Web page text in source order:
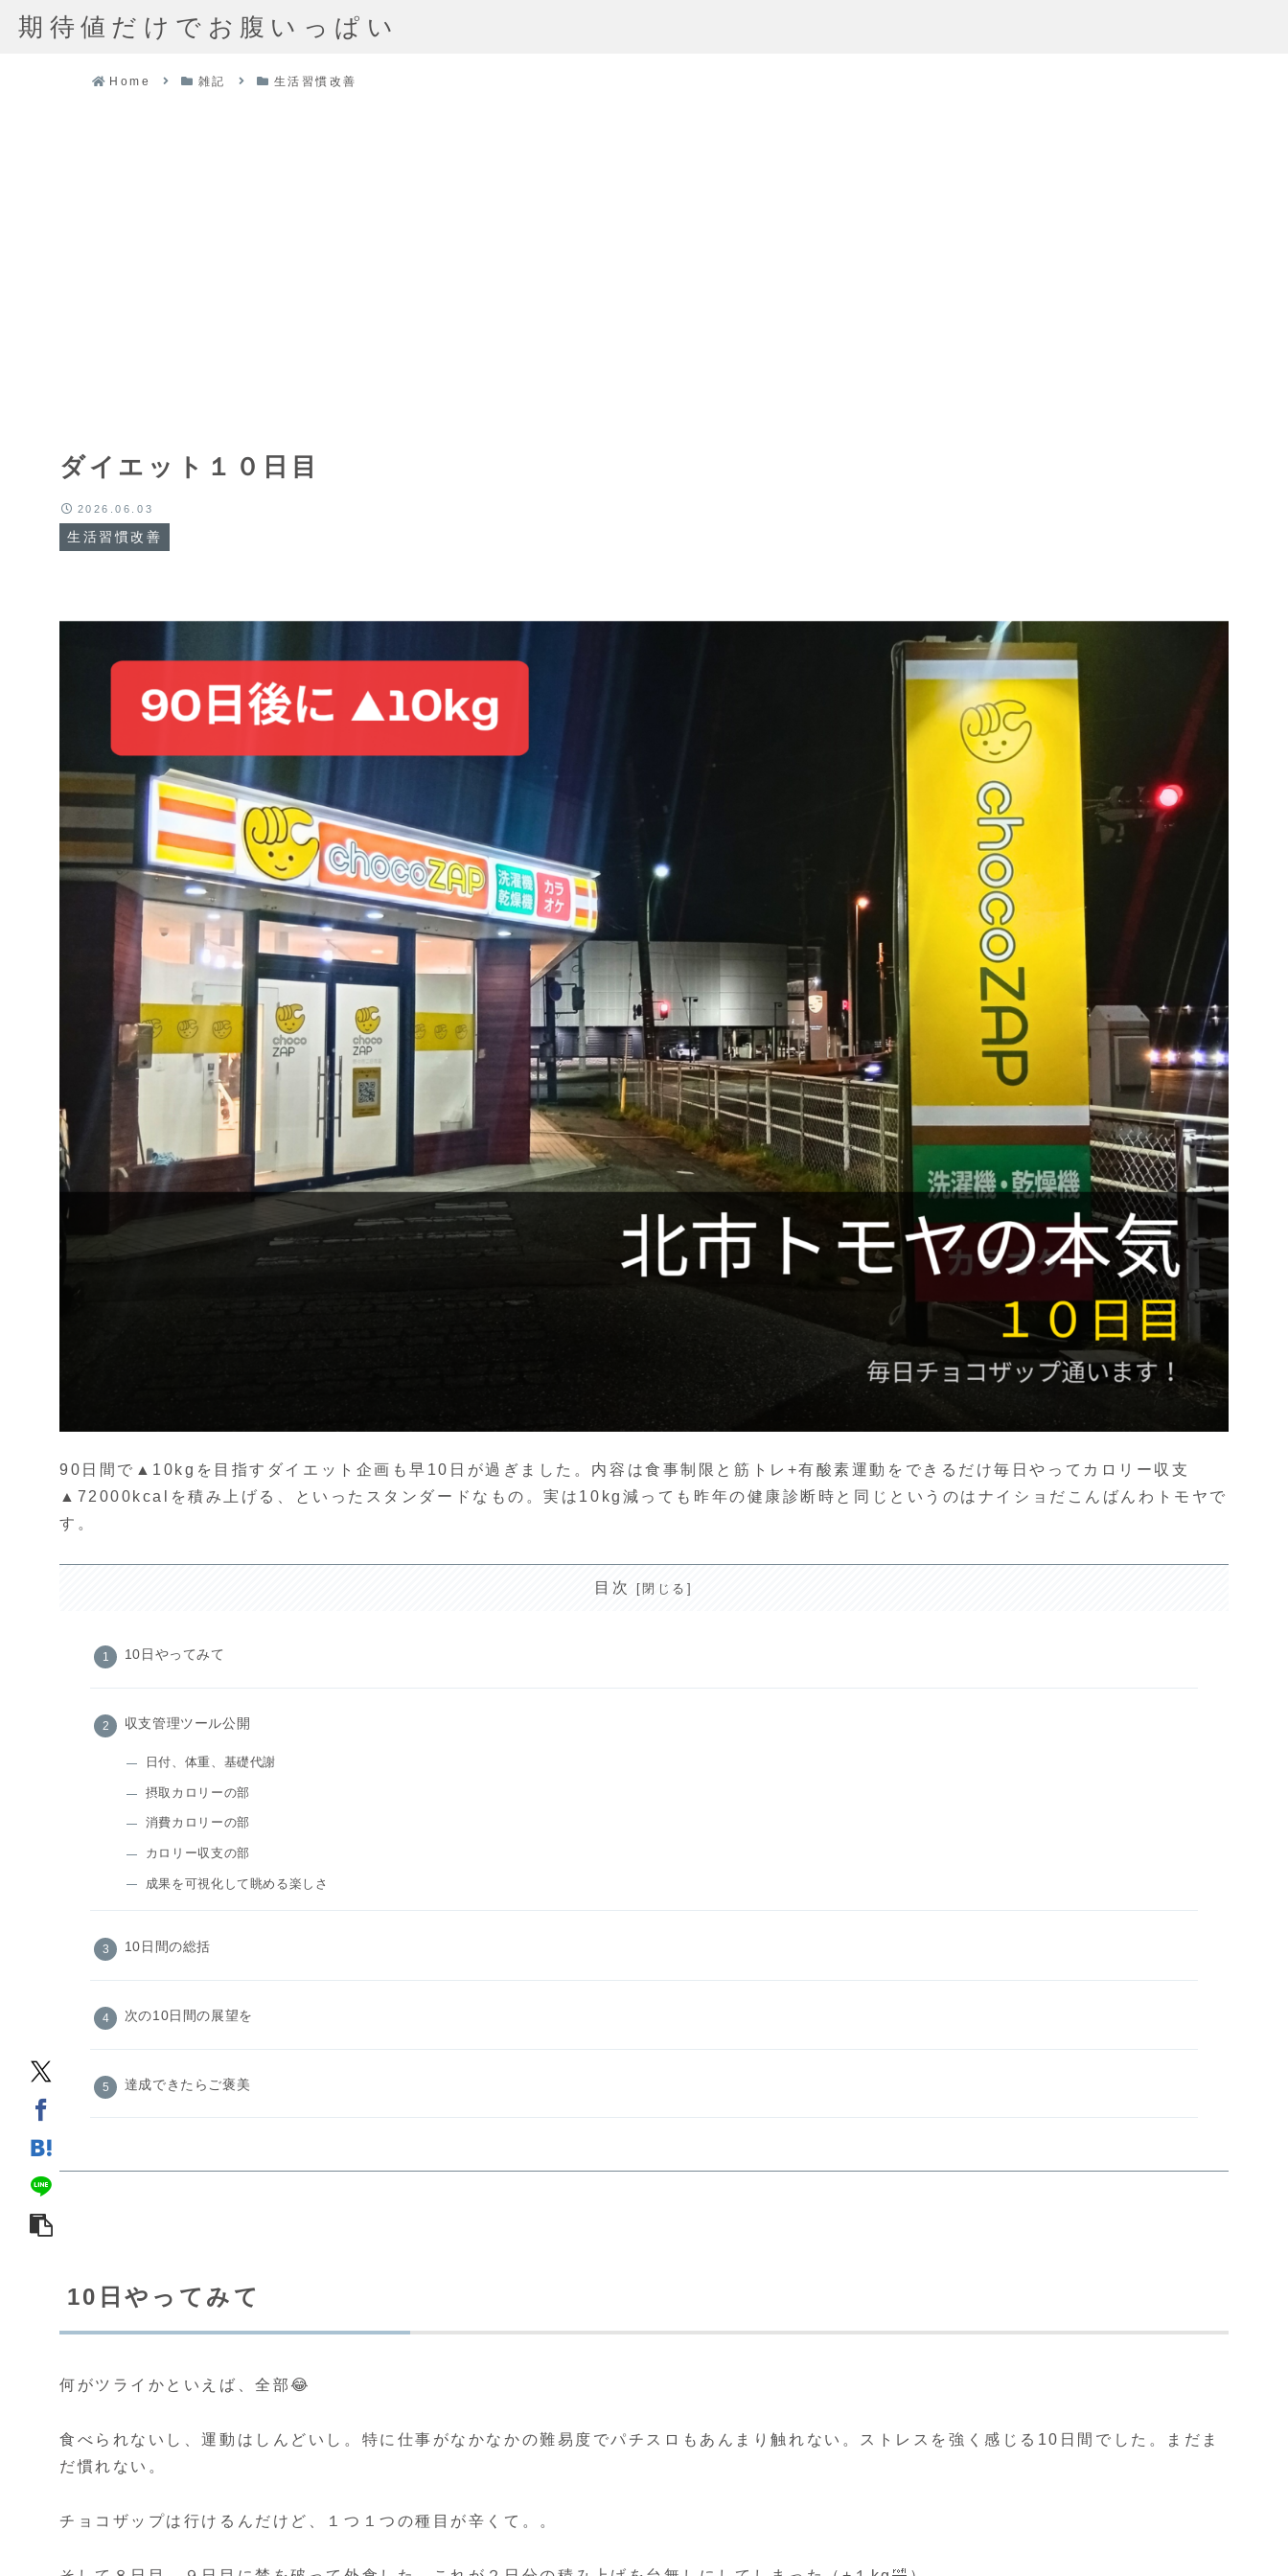
期待値だけでお腹いっぱい
Home 雑記 生活習慣改善
ダイエット１０日目
生活習慣改善
2026.06.03
90日間で▲10kgを目指すダイエット企画も早10日が過ぎました。内容は食事制限と筋トレ+有酸素運動をできるだけ毎日やってカロリー収支
▲72000kcalを積み上げる、といったスタンダードなもの。実は10kg減っても昨年の健康診断時と同じというのはナイショだこんばんわトモヤで
す。
目次
10日やってみて
収支管理ツール公開
日付、体重、基礎代謝
摂取カロリーの部
消費カロリーの部
カロリー収支の部
成果を可視化して眺める楽しさ
10日間の総括
次の10日間の展望を
達成できたらご褒美
10日やってみて
何がツライかといえば、全部😂
食べられないし、運動はしんどいし。特に仕事がなかなかの難易度でパチスロもあんまり触れない。ストレスを強く感じる10日間でした。まだま
だ慣れない。
チョコザップは行けるんだけど、１つ１つの種目が辛くて。。